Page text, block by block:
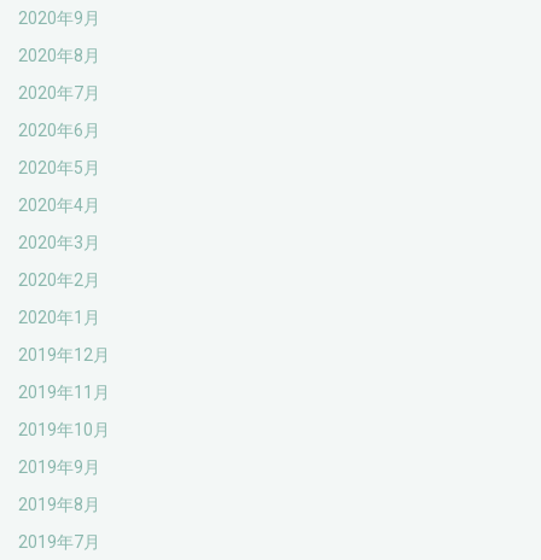
2020年9月
2020年8月
2020年7月
2020年6月
2020年5月
2020年4月
2020年3月
2020年2月
2020年1月
2019年12月
2019年11月
2019年10月
2019年9月
2019年8月
2019年7月